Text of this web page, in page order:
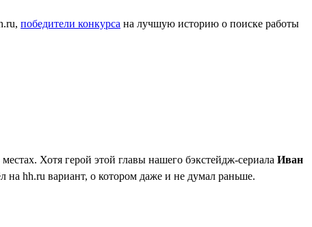
победители конкурса на лучшую историю о поиске работы
Хотя герой этой главы нашего бэкстейдж-сериала Иван
на hh.ru вариант, о котором даже и не думал раньше.